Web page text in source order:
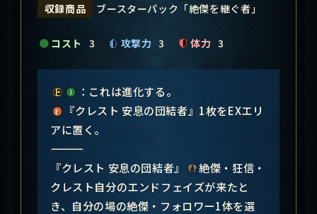
収録商品
ブースターパック「絶傑を継ぐ者」
コスト 3 攻撃力 3 体力 3
：これは進化する。
『クレスト 安息の団結者』1枚をEXエリ
アに置く。
―――――――――――――――
『クレスト 安息の団結者』
絶傑・狂信・
クレスト自分のエンドフェイズが来たと
き、自分の場の絶傑・フォロワー1体を選